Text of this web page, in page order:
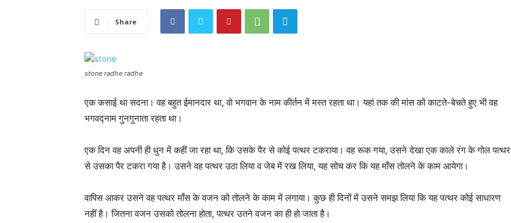
Share
stone radhe radhe
एक कसाई था सदना। वह बहुत ईमानदार था, वो भगवान के नाम कीर्तन में मस्त रहता था। यहां तक की मांस को काटते-बेचते हुए भी वह
भगवद्नाम गुनगुनाता रहता था।
एक दिन वह अपनी ही धुन में कहीं जा रहा था, कि उसके पैर से कोई पत्थर टकराया। वह रूक गया, उसने देखा एक काले रंग के गोल पत्थर
से उसका पैर टकरा गया है। उसने वह पत्थर उठा लिया व जेब में रख लिया, यह सोच कर कि यह माँस तोलने के काम आयेगा।
वापिस आकर उसने वह पत्थर माँस के वजन को तोलने के काम में लगाया। कुछ ही दिनों में उसने समझ लिया कि यह पत्थर कोई साधारण
नहीं है। जितना वजन उसको तोलना होता, पत्थर उतने वजन का ही हो जाता है।